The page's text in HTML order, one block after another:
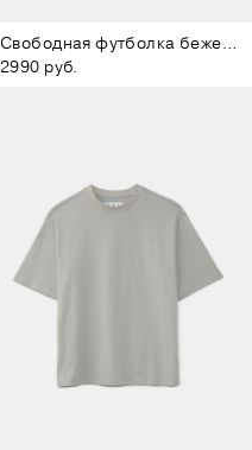
Свободная футболка бежевая
2990 руб.